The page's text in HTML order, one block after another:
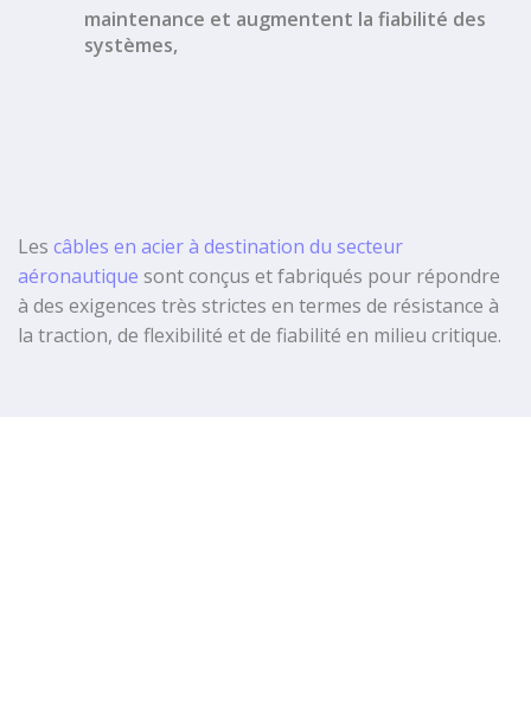
maintenance et augmentent la fiabilité des
systèmes,
Les câbles en acierà destination du secteur
aéronautique sont conçus et fabriqués pour répondre
à des exigences très strictes en termes de résistance à
la traction, de flexibilité et de fiabilité en milieu critique.